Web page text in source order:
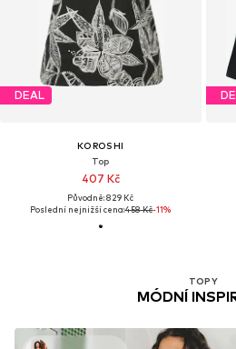
DEAL
KOROSHI
Top
407 Kč
Původně: 829 Kč
Poslední nejnižší cena:458 Kč-11%
TOPY
MÓDNÍ